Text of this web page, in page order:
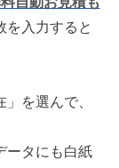
を入力すると
を選んで、
ータにも白紙